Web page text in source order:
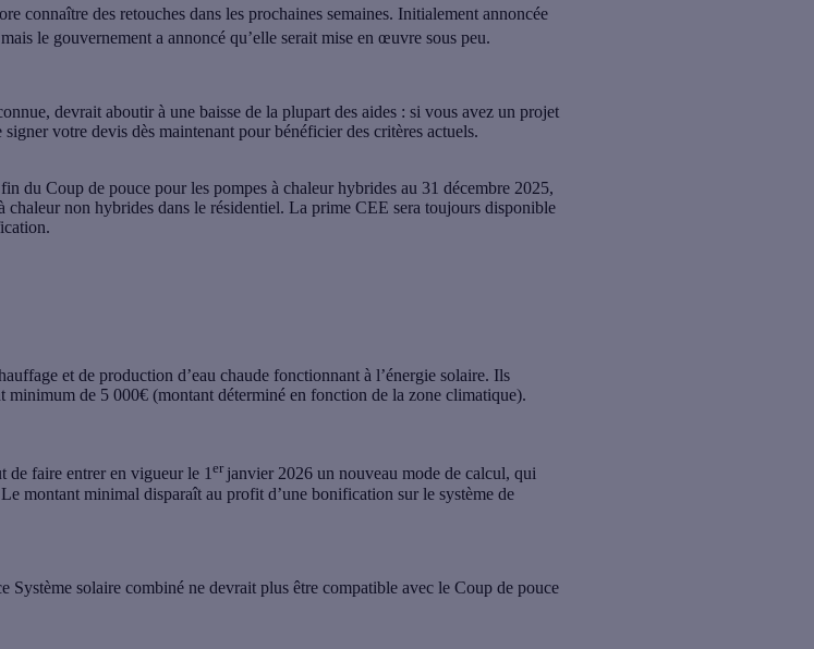
connaître des retouches dans les prochaines semaines. Initialement annoncée
le gouvernement a annoncé qu’elle serait mise en œuvre sous peu.
devrait aboutir à une baisse de la plupart des aides : si vous avez un projet
votre devis dès maintenant pour bénéficier des critères actuels.
fin du Coup de pouce pour les pompes à chaleur hybridesau 31 décembre 2025,
non hybrides dans le résidentiel. La prime CEE sera toujours disponible
et de production d’eau chaude fonctionnant à l’énergie solaire. Ils
minimum de 5 000€ (montant déterminé en fonction de la zone climatique).
de faire entrer en vigueur le 1er janvier 2026 unnouveau mode de calcul, qui
montant minimal disparaît au profit d’une bonification sur le système de
Système solaire combiné ne devrait plus être compatible avec le Coup de pouce